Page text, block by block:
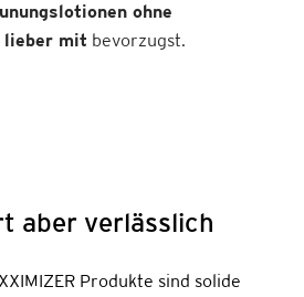
ohne
lieber mit bevorzugst.
aber verlässlich
Produkte sind solide